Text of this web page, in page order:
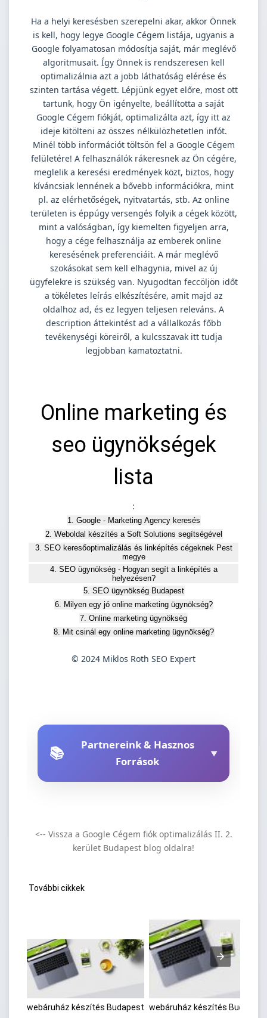
Ha a helyi keresésben szerepelni akar, akkor Önnek
is kell, hogy legye Google Cégem listája, ugyanis a
Google folyamatosan módosítja saját, már meglévő
algoritmusait. Így Önnek is rendszeresen kell
optimalizálnia azt a jobb láthatóság elérése és
szinten tartása végett. Lépjünk egyet előre, most ott
tartunk, hogy Ön igényelte, beállította a saját
Google Cégem fiókját, optimalizálta azt, így itt az
ideje kitölteni az összes nélkülözhetetlen infót.
Minél több információt töltsön fel a Google Cégem
felületére! A felhasználók rákeresnek az Ön cégére,
meglelik a keresési eredmények közt, biztos, hogy
kíváncsiak lennének a bővebb információkra, mint
pl. az elérhetőségek, nyitvatartás, stb. Az online
területen is éppúgy versengés folyik a cégek között,
mint a valóságban, így kiemelten figyeljen arra,
hogy a cége felhasználja az emberek online
keresésének preferenciáit. A már meglévő
szokásokat sem kell elhagynia, mivel az új
ügyfelekre is szükség van. Nyugodtan feccöljön időt
a tökéletes leírás elkészítésére, amit majd az
oldalhoz ad, és ez legyen teljesen releváns. A
description áttekintést ad a vállalkozás főbb
tevékenységi köreiről, a kulcsszavak itt tudja
legjobban kamatoztatni.
Online marketing és
seo ügynökségek
lista
:
1. Google - Marketing Agency keresés
2. Weboldal készítés a Soft Solutions segítségével
3. SEO keresőoptimalizálás és linképítés cégeknek Pest
megye
4. SEO ügynökség - Hogyan segít a linképítés a
helyezésen?
5. SEO ügynökség Budapest
6. Milyen egy jó online marketing ügynökség?
7. Online marketing ügynökség
8. Mit csinál egy online marketing ügynökség?
© 2024 Miklos Roth SEO Expert
📚
Partnereink & Hasznos
Források
▼
<-- Vissza a Google Cégem fiók optimalizálás II. 2.
kerület Budapest blog oldalra!
További cikkek
webáruház készítés Budapest webáruház készítés